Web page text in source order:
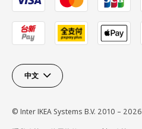
中文
© Inter IKEA Systems B.V. 2010 – 2026